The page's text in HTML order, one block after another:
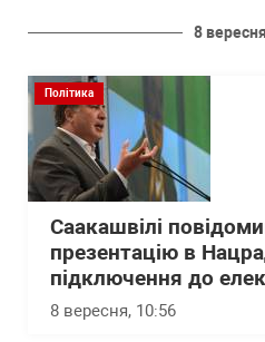
8
Політика
Саакашвілі
презентацію в
підключення до
8 вересня, 10:56